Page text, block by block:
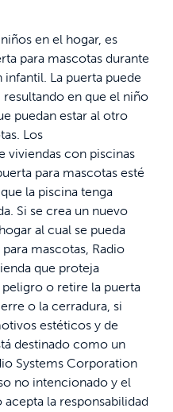
en el hogar, es
para mascotas durante
La puerta puede
en que el niño
puedan estar al otro
Los
viviendas con piscinas
para mascotas esté
la piscina tenga
Si se crea un nuevo
al cual se pueda
mascotas, Radio
que proteja
o retire la puerta
o la cerradura, si
estéticos y de
destinado como un
Systems Corporation
no intencionado y el
la responsabilidad